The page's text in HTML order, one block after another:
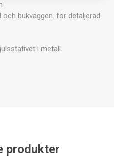
och bukväggen. för detaljerad
i metall.
produkter